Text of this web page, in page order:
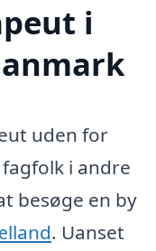
i
uden for
i andre
besøge en by
. Uanset